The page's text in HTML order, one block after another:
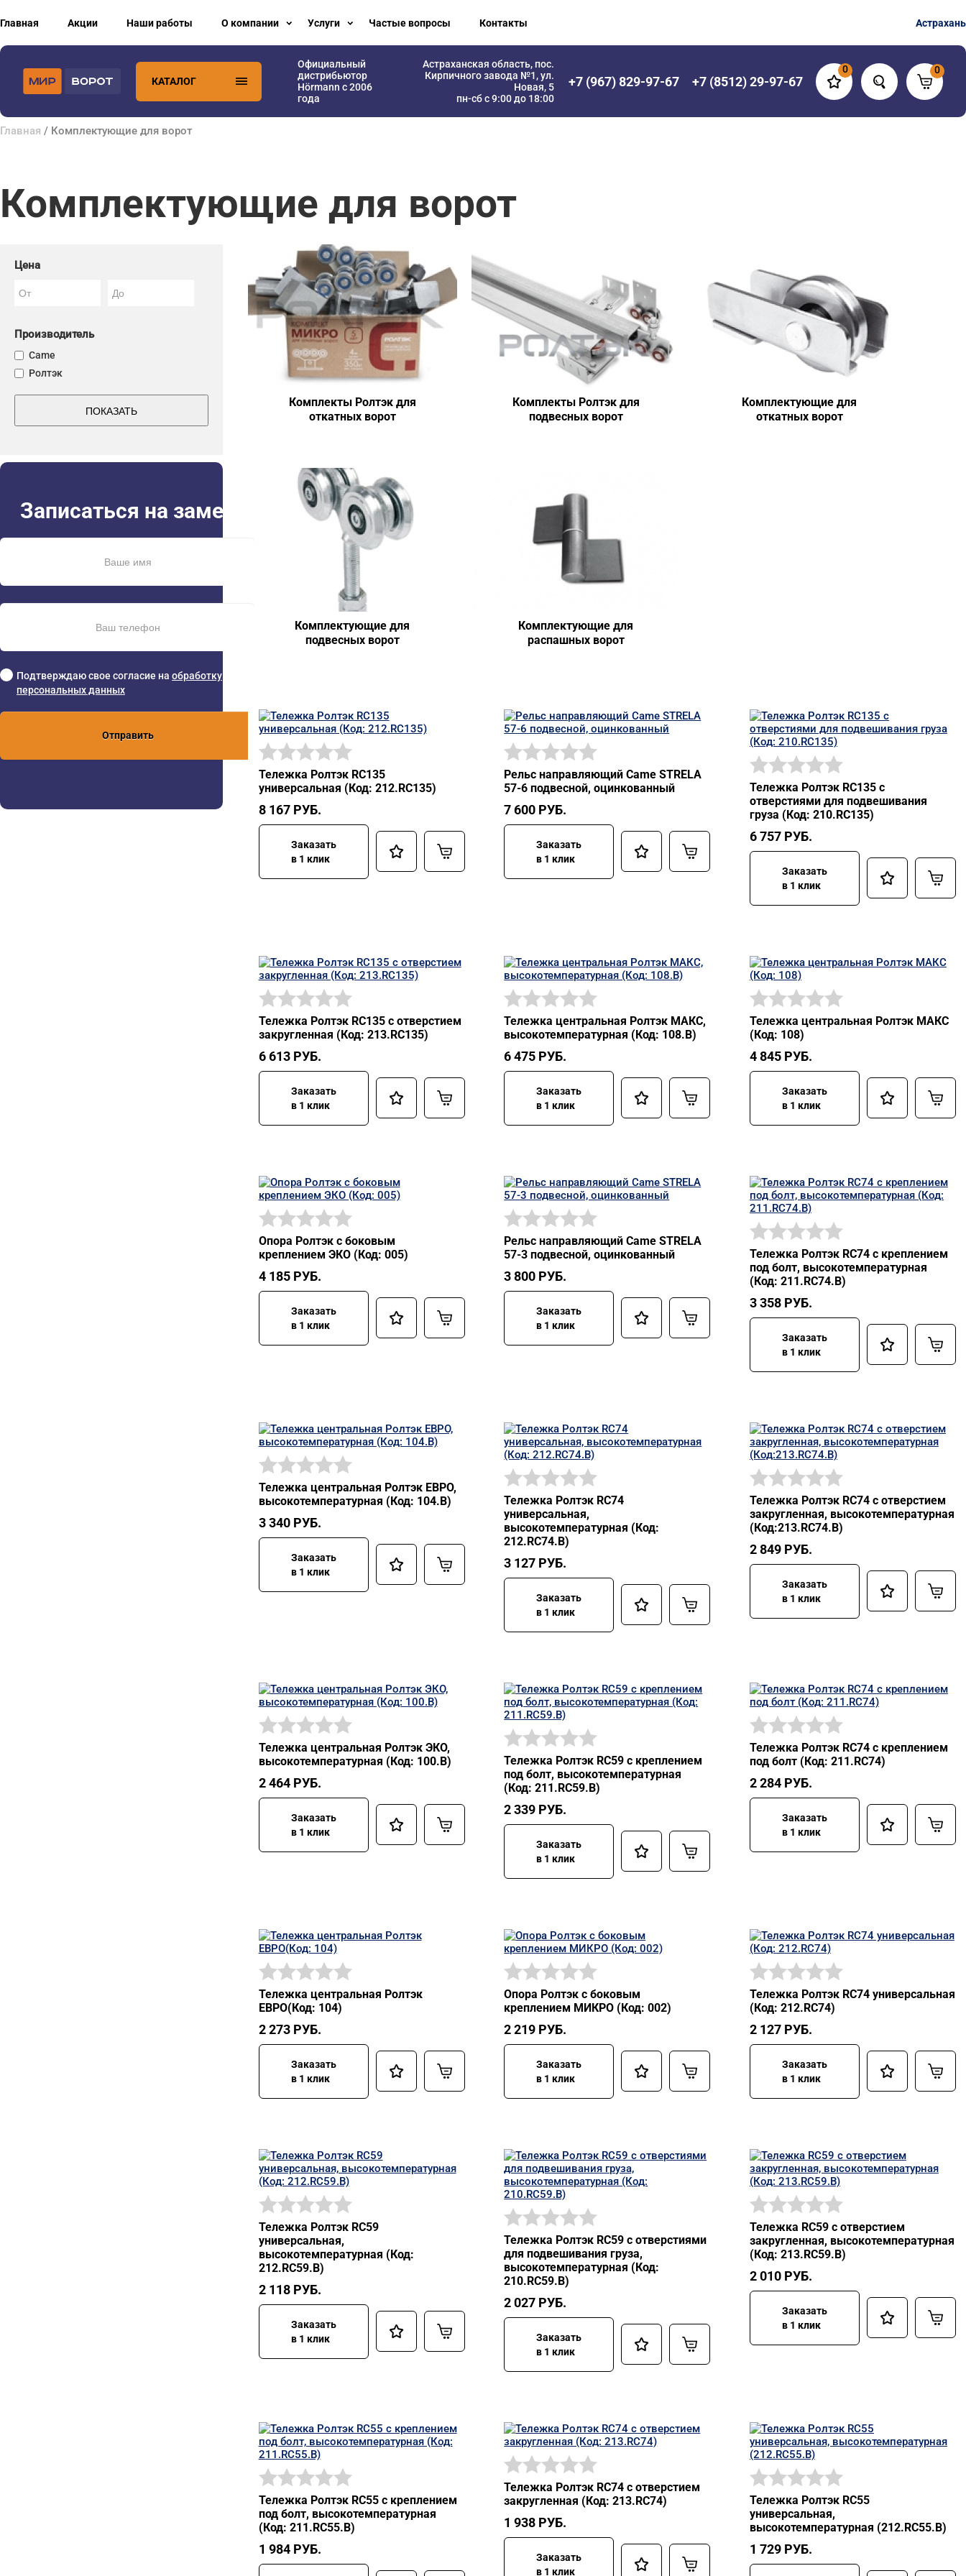
Главная Акции Наши работы О компании Услуги Частые вопросы Контакты Астрахань
КАТАЛОГ
Официальный
дистрибьютор
Hörmann с 2006
года
Астраханская область, пос.
Кирпичного завода №1, ул.
Новая, 5
пн-сб с 9:00 до 18:00
+7 (967) 829-97-67 +7 (8512) 29-97-67
0 0
Главная / Комплектующие для ворот
Комплектующие для ворот
Цена
Производитель
Came
Ролтэк
ПОКАЗАТЬ
Записаться на замер
Подтверждаю свое согласие на обработку
персональных данных
Отправить
Комплекты Ролтэк для
откатных ворот
Комплекты Ролтэк для
подвесных ворот
Комплектующие для
откатных ворот
Комплектующие для
подвесных ворот
Комплектующие для
распашных ворот
Тележка Ролтэк RC135
универсальная (Код: 212.RC135)
8 167 РУБ.
Заказать
в 1 клик
Рельс направляющий Came STRELA
57-6 подвесной, оцинкованный
7 600 РУБ.
Заказать
в 1 клик
Тележка Ролтэк RC135 с
отверстиями для подвешивания
груза (Код: 210.RC135)
6 757 РУБ.
Заказать
в 1 клик
Тележка Ролтэк RC135 с отверстием
закругленная (Код: 213.RC135)
6 613 РУБ.
Заказать
в 1 клик
Тележка центральная Ролтэк МАКС,
высокотемпературная (Код: 108.В)
6 475 РУБ.
Заказать
в 1 клик
Тележка центральная Ролтэк МАКС
(Код: 108)
4 845 РУБ.
Заказать
в 1 клик
Опора Ролтэк с боковым
креплением ЭКО (Код: 005)
4 185 РУБ.
Заказать
в 1 клик
Рельс направляющий Came STRELA
57-3 подвесной, оцинкованный
3 800 РУБ.
Заказать
в 1 клик
Тележка Ролтэк RC74 с креплением
под болт, высокотемпературная
(Код: 211.RC74.В)
3 358 РУБ.
Заказать
в 1 клик
Тележка центральная Ролтэк ЕВРО,
высокотемпературная (Код: 104.В)
3 340 РУБ.
Заказать
в 1 клик
Тележка Ролтэк RC74
универсальная,
высокотемпературная (Код:
212.RC74.В)
3 127 РУБ.
Заказать
в 1 клик
Тележка Ролтэк RC74 с отверстием
закругленная, высокотемпературная
(Код:213.RC74.В)
2 849 РУБ.
Заказать
в 1 клик
Тележка центральная Ролтэк ЭКО,
высокотемпературная (Код: 100.В)
2 464 РУБ.
Заказать
в 1 клик
Тележка Ролтэк RC59 с креплением
под болт, высокотемпературная
(Код: 211.RC59.В)
2 339 РУБ.
Заказать
в 1 клик
Тележка Ролтэк RC74 с креплением
под болт (Код: 211.RC74)
2 284 РУБ.
Заказать
в 1 клик
Тележка центральная Ролтэк
ЕВРО(Код: 104)
2 273 РУБ.
Заказать
в 1 клик
Опора Ролтэк с боковым
креплением МИКРО (Код: 002)
2 219 РУБ.
Заказать
в 1 клик
Тележка Ролтэк RC74 универсальная
(Код: 212.RC74)
2 127 РУБ.
Заказать
в 1 клик
Тележка Ролтэк RC59
универсальная,
высокотемпературная (Код:
212.RC59.В)
2 118 РУБ.
Заказать
в 1 клик
Тележка Ролтэк RC59 с отверстиями
для подвешивания груза,
высокотемпературная (Код:
210.RC59.В)
2 027 РУБ.
Заказать
в 1 клик
Тележка RC59 с отверстием
закругленная, высокотемпературная
(Код: 213.RC59.В)
2 010 РУБ.
Заказать
в 1 клик
Тележка Ролтэк RC55 с креплением
под болт, высокотемпературная
(Код: 211.RC55.В)
1 984 РУБ.
Тележка Ролтэк RC74 с отверстием
закругленная (Код: 213.RC74)
1 938 РУБ.
Заказать
в 1 клик
Тележка Ролтэк RC55
универсальная,
высокотемпературная (212.RC55.В)
1 729 РУБ.